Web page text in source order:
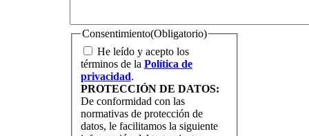
Consentimiento(Obligatorio)
He leído y acepto los
términos de la Política de
privacidad.
PROTECCIÓN DE DATOS:
De conformidad con las
normativas de protección de
datos, le facilitamos la siguiente